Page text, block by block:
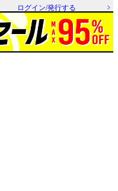
ログイン/発行する